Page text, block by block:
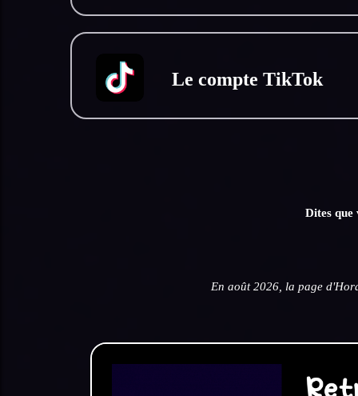
Le compte TikTok
Dites que
En août 2026, la page